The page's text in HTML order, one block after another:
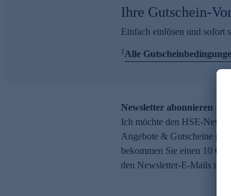
Ihre Gutschein-
Einfach einlösen und sofort
1Alle
Newsletter abonnieren –
Ich möchte den HSE-
Angebote & Gutscheine
bekommen Sie einen 10 €
den Newsletter-E-Mails